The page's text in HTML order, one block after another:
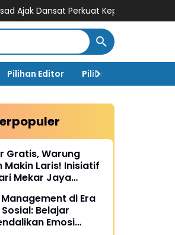
Perkuat Kepedulian dan Dukung
Pilihan Editor Pilihan Rakyat
Gratis, Warung
Makin Laris! Inisiatif
Mekar Jaya
Siber Asiadi Era
Belajar
Emosi